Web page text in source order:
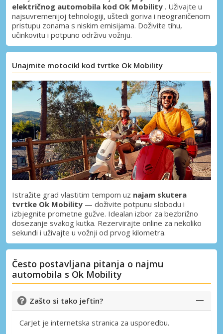
Posebni popusti
dobavljača
Prijava putem eLinka
električnog automobila kod Ok Mobility . Uživajte u
najsuvremenijoj tehnologiji, uštedi goriva i neograničenom
pristupu zonama s niskim emisijama. Doživite tihu,
učinkovitu i potpuno održivu vožnju.
Unajmite motocikl kod tvrtke Ok Mobility
Istražite grad vlastitim tempom uz najam skutera
tvrtke Ok Mobility — doživite potpunu slobodu i
izbjegnite prometne gužve. Idealan izbor za bezbrižno
dosezanje svakog kutka. Rezervirajte online za nekoliko
sekundi i uživajte u vožnji od prvog kilometra.
Često postavljana pitanja o najmu
automobila s Ok Mobility
Zašto si tako jeftin?
CarJet je internetska stranica za usporedbu.